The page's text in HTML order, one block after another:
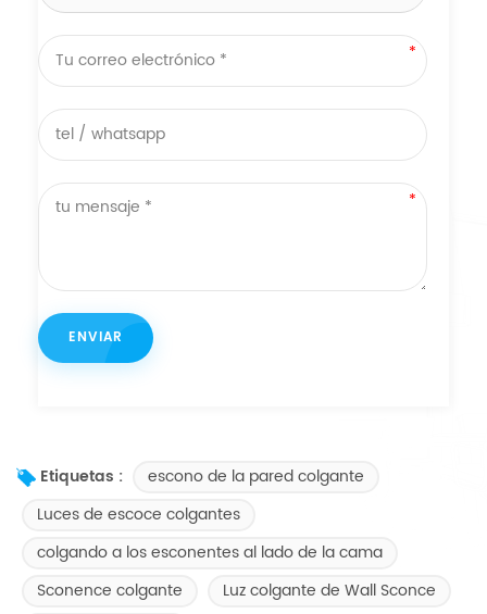
Etiquetas :
escono de la pared colgante
Luces de escoce colgantes
colgando a los esconentes al lado de la cama
Sconence colgante
Luz colgante de Wall Sconce